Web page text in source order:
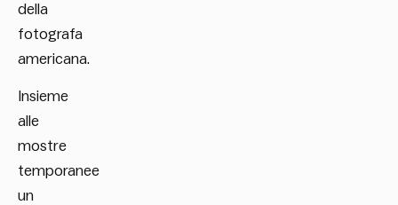
della
fotografa
americana.
Insieme
alle
mostre
temporanee
un